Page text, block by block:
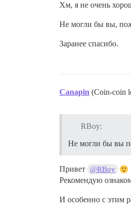
Хм, я не очень
Не могли бы вы,
Заранее спасибо.
Canapin (Coin-coin
RBoy:
Не могли бы вы
Привет @RBoy
Рекомендую
И особенно с этим